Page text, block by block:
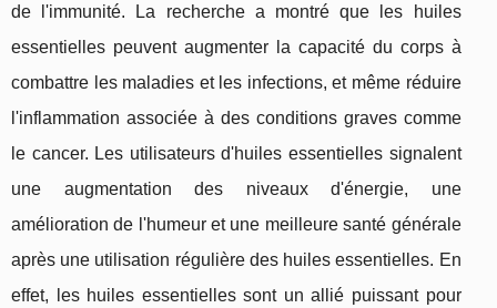
de l'immunité. La recherche a montré que les huiles
essentielles peuvent augmenter la capacité du corps à
combattre les maladies et les infections, et même réduire
l'inflammation associée à des conditions graves comme
le cancer. Les utilisateurs d'huiles essentielles signalent
une augmentation des niveaux d'énergie, une
amélioration de l'humeur et une meilleure santé générale
après une utilisation régulière des huiles essentielles. En
effet, les huiles essentielles sont un allié puissant pour